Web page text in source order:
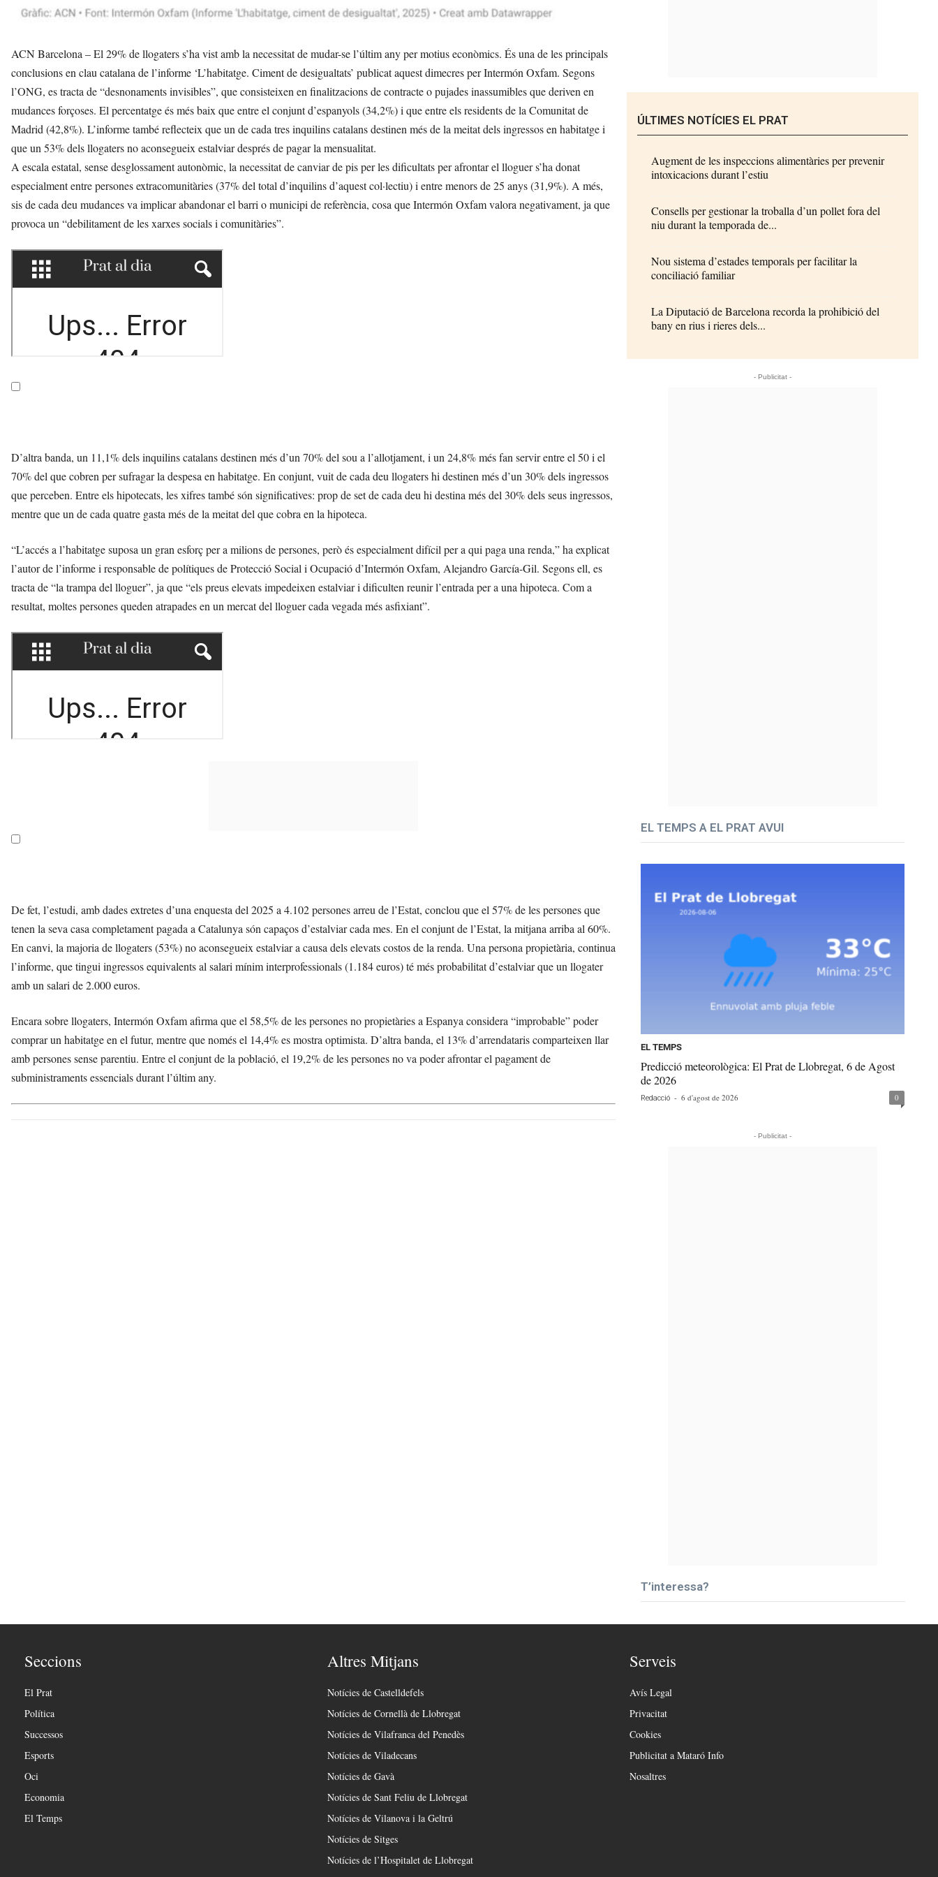
ACN Barcelona – El 29% de llogaters s’ha vist amb la necessitat de mudar-se l’últim any per motius econòmics. És una de les principals
conclusions en clau catalana de l’informe ‘L’habitatge. Ciment de desigualtats’ publicat aquest dimecres per Intermón Oxfam. Segons
l’ONG, es tracta de “desnonaments invisibles”, que consisteixen en finalitzacions de contracte o pujades inassumibles que deriven en
mudances forçoses. El percentatge és més baix que entre el conjunt d’espanyols (34,2%) i que entre els residents de la Comunitat de
Madrid (42,8%). L’informe també reflecteix que un de cada tres inquilins catalans destinen més de la meitat dels ingressos en habitatge i
que un 53% dels llogaters no aconsegueix estalviar després de pagar la mensualitat.
A escala estatal, sense desglossament autonòmic, la necessitat de canviar de pis per les dificultats per afrontar el lloguer s’ha donat
especialment entre persones extracomunitàries (37% del total d’inquilins d’aquest col·lectiu) i entre menors de 25 anys (31,9%). A més,
sis de cada deu mudances va implicar abandonar el barri o municipi de referència, cosa que Intermón Oxfam valora negativament, ja que
provoca un “debilitament de les xarxes socials i comunitàries”.
D’altra banda, un 11,1% dels inquilins catalans destinen més d’un 70% del sou a l’allotjament, i un 24,8% més fan servir entre el 50 i el
70% del que cobren per sufragar la despesa en habitatge. En conjunt, vuit de cada deu llogaters hi destinen més d’un 30% dels ingressos
que perceben. Entre els hipotecats, les xifres també són significatives: prop de set de cada deu hi destina més del 30% dels seus ingressos,
mentre que un de cada quatre gasta més de la meitat del que cobra en la hipoteca.
“L’accés a l’habitatge suposa un gran esforç per a milions de persones, però és especialment difícil per a qui paga una renda,” ha explicat
l’autor de l’informe i responsable de polítiques de Protecció Social i Ocupació d’Intermón Oxfam, Alejandro García-Gil. Segons ell, es
tracta de “la trampa del lloguer”, ja que “els preus elevats impedeixen estalviar i dificulten reunir l’entrada per a una hipoteca. Com a
resultat, moltes persones queden atrapades en un mercat del lloguer cada vegada més asfixiant”.
De fet, l’estudi, amb dades extretes d’una enquesta del 2025 a 4.102 persones arreu de l’Estat, conclou que el 57% de les persones que
tenen la seva casa completament pagada a Catalunya són capaços d’estalviar cada mes. En el conjunt de l’Estat, la mitjana arriba al 60%.
En canvi, la majoria de llogaters (53%) no aconsegueix estalviar a causa dels elevats costos de la renda. Una persona propietària, continua
l’informe, que tingui ingressos equivalents al salari mínim interprofessionals (1.184 euros) té més probabilitat d’estalviar que un llogater
amb un salari de 2.000 euros.
Encara sobre llogaters, Intermón Oxfam afirma que el 58,5% de les persones no propietàries a Espanya considera “improbable” poder
comprar un habitatge en el futur, mentre que només el 14,4% es mostra optimista. D’altra banda, el 13% d’arrendataris comparteixen llar
amb persones sense parentiu. Entre el conjunt de la població, el 19,2% de les persones no va poder afrontar el pagament de
subministraments essencials durant l’últim any.
ÚLTIMES NOTÍCIES EL PRAT
Augment de les inspeccions alimentàries per prevenir
intoxicacions durant l’estiu
Consells per gestionar la troballa d’un pollet fora del
niu durant la temporada de...
Nou sistema d’estades temporals per facilitar la
conciliació familiar
La Diputació de Barcelona recorda la prohibició del
bany en rius i rieres dels...
- Publicitat -
EL TEMPS A EL PRAT AVUI
EL TEMPS
Predicció meteorològica: El Prat de Llobregat, 6 de Agost
de 2026
Redacció - 6 d'agost de 2026 0
- Publicitat -
T’interessa?
Seccions
El Prat
Política
Successos
Esports
Oci
Economia
El Temps
Altres Mitjans
Notícies de Castelldefels
Notícies de Cornellà de Llobregat
Notícies de Vilafranca del Penedès
Notícies de Viladecans
Notícies de Gavà
Notícies de Sant Feliu de Llobregat
Notícies de Vilanova i la Geltrú
Notícies de Sitges
Notícies de l’Hospitalet de Llobregat
Serveis
Avís Legal
Privacitat
Cookies
Publicitat a Mataró Info
Nosaltres